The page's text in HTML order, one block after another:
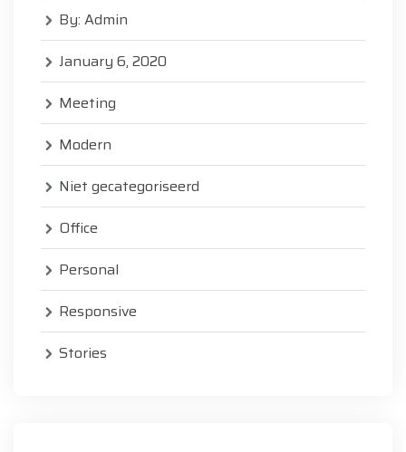
By: Admin
January 6, 2020
Meeting
Modern
Niet gecategoriseerd
Office
Personal
Responsive
Stories